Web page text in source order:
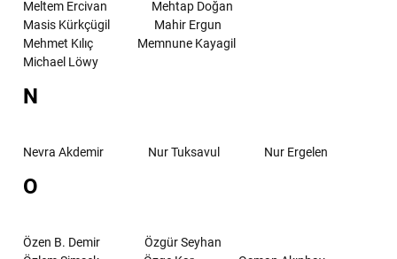
Meltem Ercivan
Mehtap Doğan
Masis Kürkçügil
Mahir Ergun
Mehmet Kılıç
Memnune Kayagil
Michael Löwy
N
Nevra Akdemir Nur Tuksavul Nur Ergelen
O
Özen B. Demir
Özgür Seyhan